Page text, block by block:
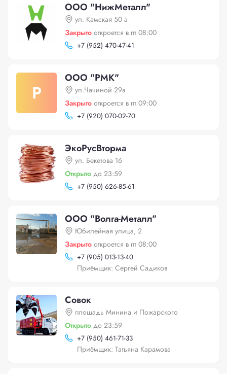
ООО "НижМеталл"
ул. Камская 50 а
Закрыто откроется в пт 08:00
+7 (952) 470-47-41
Р
ООО "РМК"
ул.Чачиной 29а
Закрыто откроется в пт 09:00
+7 (920) 070-02-70
ЭкоРусВторма
ул. Бекетова 16
Открыто до 23:59
+7 (950) 626-85-61
ООО "Волга-Металл"
Юбилейная улица, 2
Закрыто откроется в пт 08:00
+7 (905) 013-13-40
Приёмщик: Сергей Садиков
Совок
площадь Минина и Пожарского
Открыто до 23:59
+7 (950) 461-71-33
Приёмщик: Татьяна Карамова